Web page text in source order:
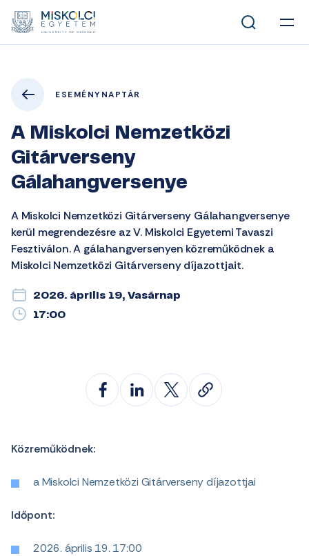
ESEMÉNYNAPTÁR
A Miskolci Nemzetközi
Gitárverseny
Gálahangversenye
A Miskolci Nemzetközi Gitárverseny Gálahangversenye
kerül megrendezésre az V. Miskolci Egyetemi Tavaszi
Fesztiválon. A gálahangversenyen közreműködnek a
Miskolci Nemzetközi Gitárverseny díjazottjait.
2026. április 19, Vasárnap
17:00
Közreműködnek:
a Miskolci Nemzetközi Gitárverseny díjazottjai
Időpont:
2026. április 19. 17:00